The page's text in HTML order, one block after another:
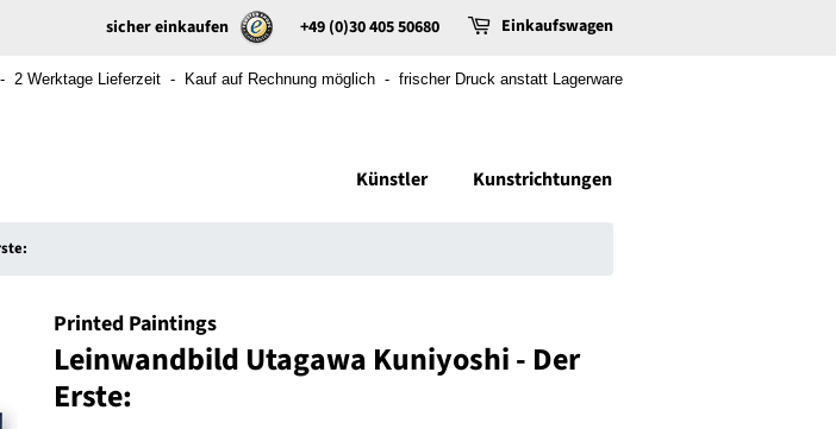
sicher einkaufen +49 (0)30 405 50680 Einkaufswagen
Werktage Lieferzeit - Kauf auf Rechnung möglich - frischer Druck anstatt Lagerware
Künstler Kunstrichtungen
Printed Paintings
Leinwandbild Utagawa Kuniyoshi - Der
Erste: